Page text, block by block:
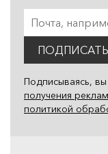
Подписываясь,
получения
политикой